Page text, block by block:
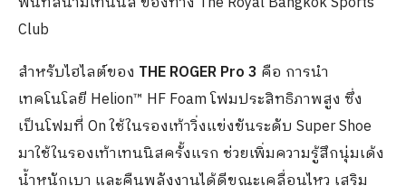
Club
สำหรับไฮไลต์ของ THE ROGER Pro 3 คือ การนำ
เทคโนโลยี Helion™ HF Foam โฟมประสิทธิภาพสูง ซึ่ง
เป็นโฟมที่ On ใช้ในรองเท้าวิ่งแข่งขันระดับ Super Shoe
มาใช้ในรองเท้าเทนนิสครั้งแรก ช่วยเพิ่มความรู้สึกนุ่มเด้ง
น้ำหนักเบา และคืนพลังงานได้ดีขณะเคลื่อนไหว เสริม